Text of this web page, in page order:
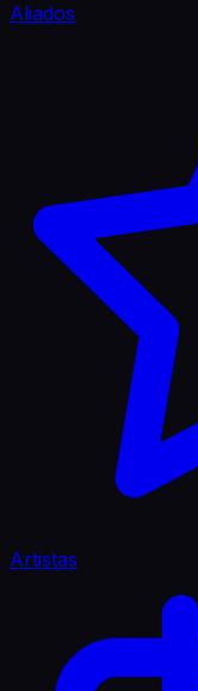
Aliados
Artistas